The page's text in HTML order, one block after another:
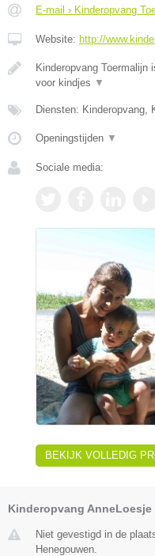
E-mail › Kinderopvang
Website: http://
Kinderopvang Toermalijn
voor kindjes ▼
Diensten: Kinderopvang,
Openingstijden ▼
Sociale media:
BEKIJK VOLLEDIG
Kinderopvang AnneLoesje
Niet gevestigd in de
Henegouwen.